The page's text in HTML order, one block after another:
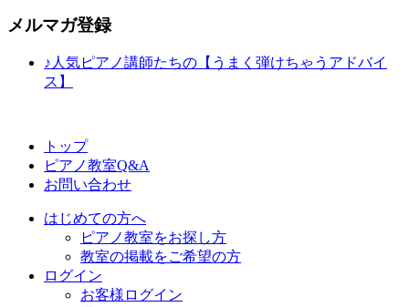
メルマガ登録
♪人気ピアノ講師たちの【うまく弾けちゃうアドバイ
ス】
トップ
ピアノ教室Q&A
お問い合わせ
はじめての方へ
ピアノ教室をお探し方
教室の掲載をご希望の方
ログイン
お客様ログイン